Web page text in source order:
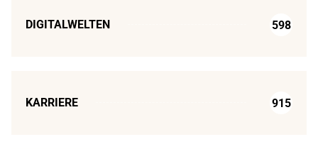
DIGITALWELTEN 598
KARRIERE 915